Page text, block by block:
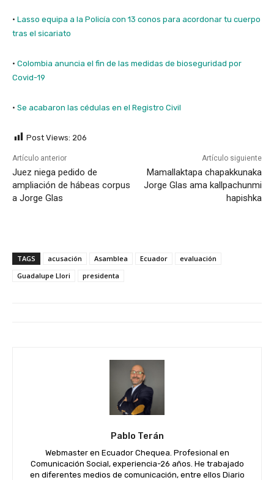
· Lasso equipa a la Policía con 13 conos para acordonar tu cuerpo
tras el sicariato
· Colombia anuncia el fin de las medidas de bioseguridad por
Covid-19
· Se acabaron las cédulas en el Registro Civil
Post Views: 206
Artículo anterior
Juez niega pedido de
ampliación de hábeas corpus
a Jorge Glas
Artículo siguiente
Mamallaktapa chapakkunaka
Jorge Glas ama kallpachunmi
hapishka
TAGS acusación Asamblea Ecuador
evaluación
Guadalupe Llori
presidenta
Pablo Terán
Webmaster en Ecuador Chequea. Profesional en
Comunicación Social, experiencia-26 años. He trabajado
en diferentes medios de comunicación, entre ellos Diario